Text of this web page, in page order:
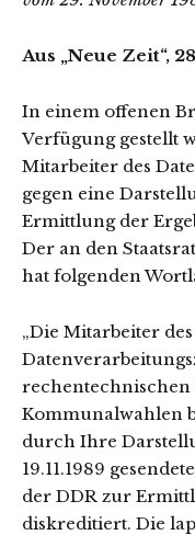
Aus „Neue Zeit“,
In einem offenen
Verfügung gestellt
Mitarbeiter des
gegen eine
Ermittlung der
Der an den
hat folgenden
„Die Mitarbeiter des
rechentechnischen
Kommunalwahlen
durch Ihre
19.11.1989
der DDR zur
diskreditiert. Die